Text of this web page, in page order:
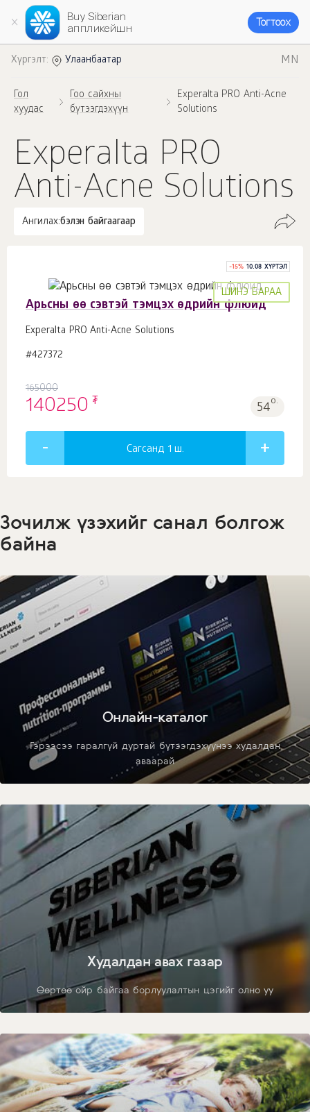
Buy Siberian
аппликейшн
Тогтоох
Хүргэлт: Улаанбаатар MN
Гол
хуудас
Гоо сайхны
бүтээгдэхүүн
Experalta PRO Anti-Acne
Solutions
Experalta PRO
Anti-Acne Solutions
Ангилах:бэлэн байгаагаар
-15% 10.08 ХҮРТЭЛ
ШИНЭ БАРАА
Арьсны өө сэвтэй тэмцэх өдрийн флюид
Experalta PRO Anti-Acne Solutions
#427372
165000
140250 ₮ 54о.
Сагсанд 1 ш.
Зочилж үзэхийг санал болгож
байна
Онлайн-каталог
Гэрээсээ гаралгүй дуртай бүтээгдэхүүнээ худалдан
аваарай
Худалдан авах газар
Өөртөө ойр байгаа борлуулалтын цэгийг олно уу